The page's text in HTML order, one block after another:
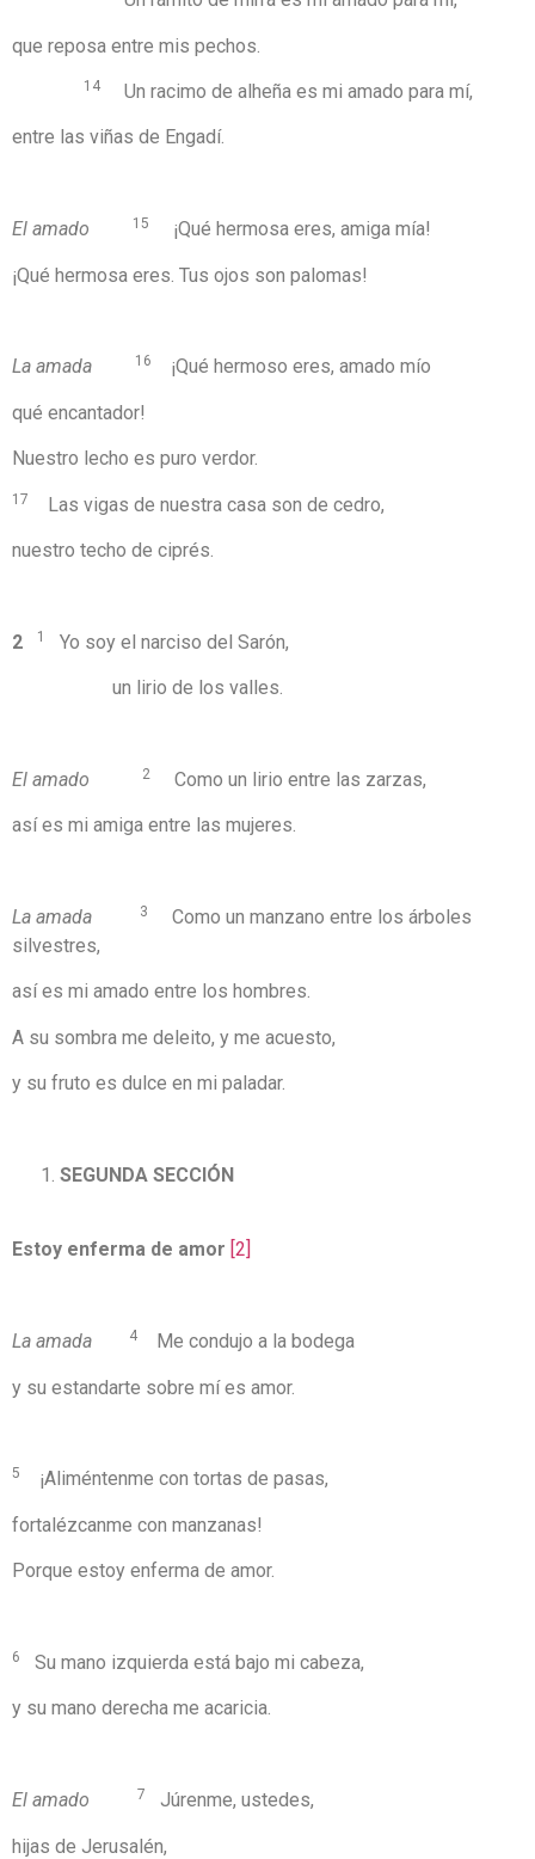
que reposa entre mis pechos.
14 Un racimo de alheña es mi amado para mí,
entre las viñas de Engadí.
El amado 15 ¡Qué hermosa eres, amiga mía!
¡Qué hermosa eres. Tus ojos son palomas!
La amada 16 ¡Qué hermoso eres, amado mío
qué encantador!
Nuestro lecho es puro verdor.
17 Las vigas de nuestra casa son de cedro,
nuestro techo de ciprés.
2 1 Yo soy el narciso del Sarón,
un lirio de los valles.
El amado 2 Como un lirio entre las zarzas,
así es mi amiga entre las mujeres.
La amada 3
Como un manzano entre los árboles
silvestres,
así es mi amado entre los hombres.
A su sombra me deleito, y me acuesto,
y su fruto es dulce en mi paladar.
SEGUNDA SECCIÓN
Estoy enferma de amor [2]
La amada 4 Me condujo a la bodega
y su estandarte sobre mí es amor.
5 ¡Aliméntenme con tortas de pasas,
fortalézcanme con manzanas!
Porque estoy enferma de amor.
6 Su mano izquierda está bajo mi cabeza,
y su mano derecha me acaricia.
El amado 7 Júrenme, ustedes,
hijas de Jerusalén,